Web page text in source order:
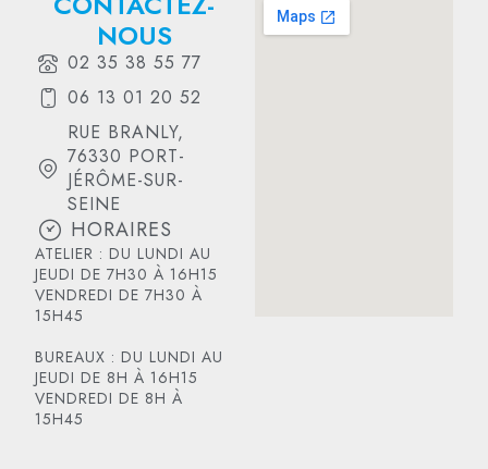
NOUS
02 35 38 55 77
06 13 01 20 52
RUE BRANLY,
76330 PORT-
JÉRÔME-SUR-
SEINE
HORAIRES
ATELIER : DU LUNDI AU
JEUDI DE 7H30 À 16H15
VENDREDI DE 7H30 À
15H45
BUREAUX : DU LUNDI AU
JEUDI DE 8H À 16H15
VENDREDI DE 8H À
15H45